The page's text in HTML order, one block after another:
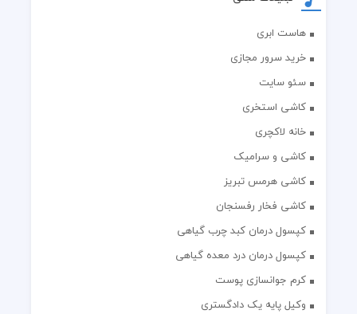
هاست ابری
خرید سرور مجازی
سئو سایت
کاشی استخری
خانه لاکچری
کاشی و سرامیک
کاشی هرمس تبریز
کاشی فخار رفسنجان
کپسول درمان کبد چرب گیاهی
کپسول درمان درد معده گیاهی
کرم جوانسازی پوست
وکیل پایه یک دادگستری